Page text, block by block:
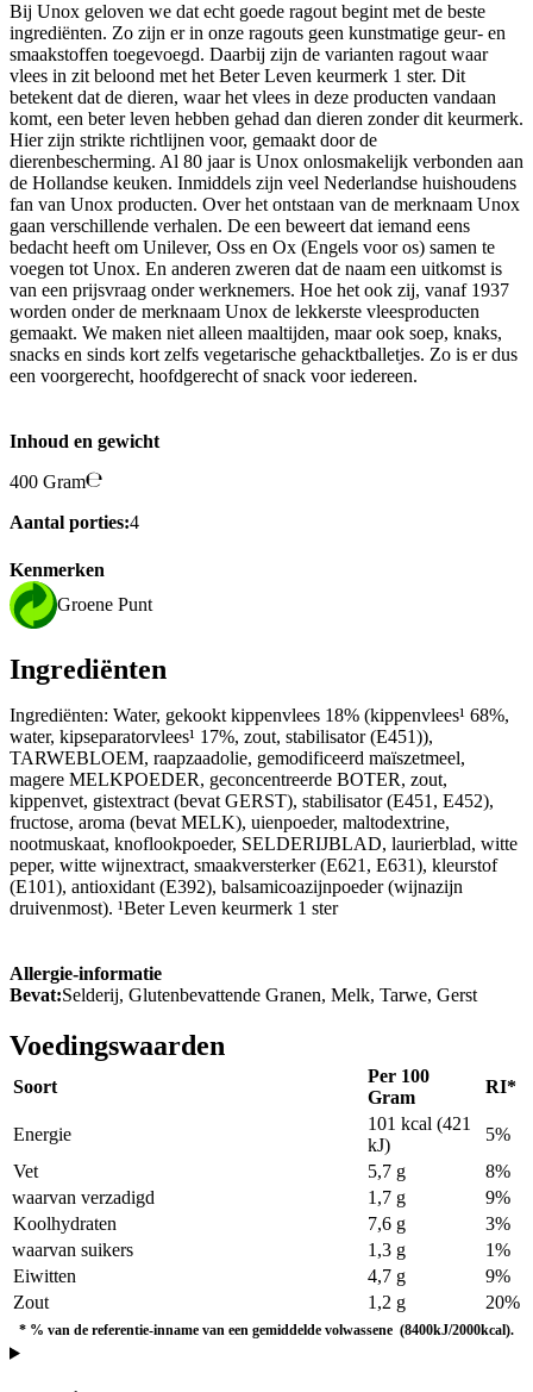
Bij Unox geloven we dat echt goede ragout begint met de beste
ingrediënten. Zo zijn er in onze ragouts geen kunstmatige geur- en
smaakstoffen toegevoegd. Daarbij zijn de varianten ragout waar
vlees in zit beloond met het Beter Leven keurmerk 1 ster. Dit
betekent dat de dieren, waar het vlees in deze producten vandaan
komt, een beter leven hebben gehad dan dieren zonder dit keurmerk.
Hier zijn strikte richtlijnen voor, gemaakt door de
dierenbescherming. Al 80 jaar is Unox onlosmakelijk verbonden aan
de Hollandse keuken. Inmiddels zijn veel Nederlandse huishoudens
fan van Unox producten. Over het ontstaan van de merknaam Unox
gaan verschillende verhalen. De een beweert dat iemand eens
bedacht heeft om Unilever, Oss en Ox (Engels voor os) samen te
voegen tot Unox. En anderen zweren dat de naam een uitkomst is
van een prijsvraag onder werknemers. Hoe het ook zij, vanaf 1937
worden onder de merknaam Unox de lekkerste vleesproducten
gemaakt. We maken niet alleen maaltijden, maar ook soep, knaks,
snacks en sinds kort zelfs vegetarische gehacktballetjes. Zo is er dus
een voorgerecht, hoofdgerecht of snack voor iedereen.
Inhoud en gewicht
400 Gram
Aantal porties:4
Kenmerken
Groene Punt
Ingrediënten
Ingrediënten: Water, gekookt kippenvlees 18% (kippenvlees¹ 68%,
water, kipseparatorvlees¹ 17%, zout, stabilisator (E451)),
TARWEBLOEM, raapzaadolie, gemodificeerd maïszetmeel,
magere MELKPOEDER, geconcentreerde BOTER, zout,
kippenvet, gistextract (bevat GERST), stabilisator (E451, E452),
fructose, aroma (bevat MELK), uienpoeder, maltodextrine,
nootmuskaat, knoflookpoeder, SELDERIJBLAD, laurierblad, witte
peper, witte wijnextract, smaakversterker (E621, E631), kleurstof
(E101), antioxidant (E392), balsamicoazijnpoeder (wijnazijn
druivenmost). ¹Beter Leven keurmerk 1 ster
Allergie-informatie
Bevat:Selderij, Glutenbevattende Granen, Melk, Tarwe, Gerst
Voedingswaarden
Soort
Per 100
Gram
RI*
Energie
101 kcal (421
kJ)
5%
Vet
5,7 g
8%
waarvan verzadigd
1,7 g
9%
Koolhydraten
7,6 g
3%
waarvan suikers
1,3 g
1%
Eiwitten
4,7 g
9%
Zout
1,2 g 20%
* % van de referentie-inname van een gemiddelde volwassene (8400kJ/2000kcal).